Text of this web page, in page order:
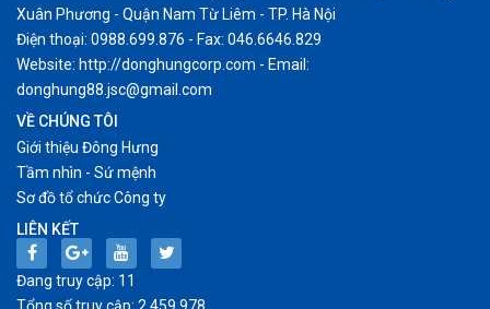
Xuân Phương - Quận Nam Từ Liêm - TP. Hà Nội
Điện thoại: 0988.699.876 - Fax: 046.6646.829
Website: http://donghungcorp.com - Email:
donghung88.jsc@gmail.com
VỀ CHÚNG TÔI
Giới thiệu Đông Hưng
Tầm nhìn - Sứ mệnh
Sơ đồ tổ chức Công ty
LIÊN KẾT
Đang truy cập: 11